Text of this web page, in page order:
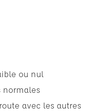
ou nul
normales
avec les autres